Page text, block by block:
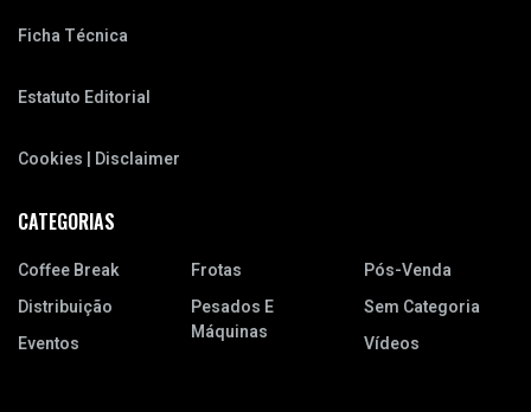
Ficha Técnica
Estatuto Editorial
Cookies | Disclaimer
CATEGORIAS
Coffee Break
Distribuição
Eventos
Frotas
Pesados E
Máquinas
Pós-Venda
Sem Categoria
Vídeos